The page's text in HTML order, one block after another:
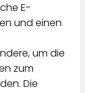
E-
und einen
um die
zum
Die